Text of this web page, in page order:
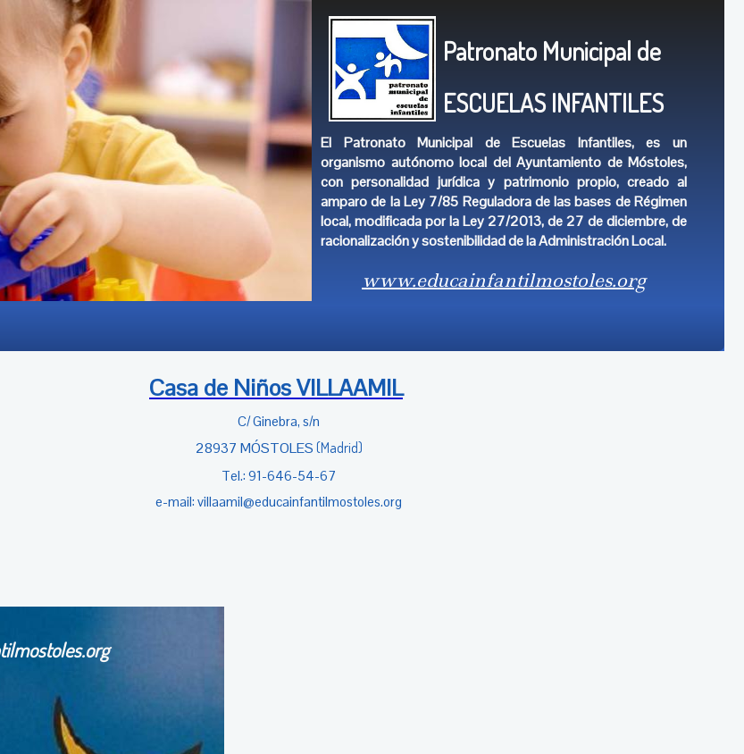
Patronato Municipal de
ESCUELAS INFANTILES
El Patronato Municipal de Escuelas Infantiles, es un
organismo autónomo local del Ayuntamiento de Móstoles,
con personalidad jurídica y patrimonio propio, creado al
amparo de la Ley 7/85 Reguladora de las bases de Régimen
local, modificada por la Ley 27/2013, de 27 de diciembre, de
racionalización y sostenibilidad de la Administración Local.
www.educainfantilmostoles.org
Casa de Niños VILLAAMIL
C/ Ginebra, s/n
28937 MÓSTOLES (Madrid)
Tel.: 91-646-54-67
e-mail: villaamil@educainfantilmostoles.org